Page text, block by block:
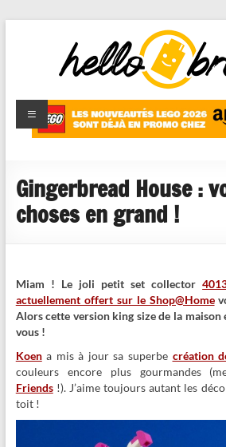
HelloBricks
Blog LEGO,
nouveaut�s
reviews
Gingerbread House :
choses en grand !
Miam ! Le joli petit set collector
actuellement offert sur le Shop@Home
Alors cette version king size de la maison
vous !
Koen a mis à jour sa superbe création
couleurs encore plus gourmandes
Friends!). J’aime toujours autant les
toit !